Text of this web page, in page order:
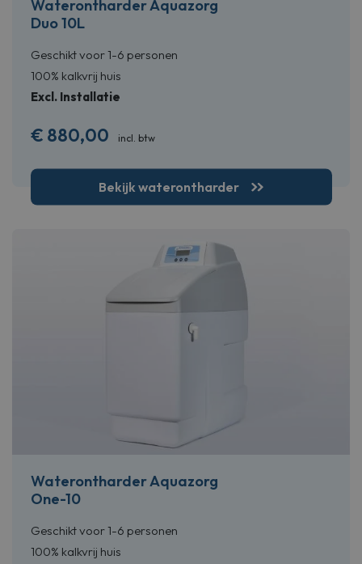
Waterontharder Aquazorg
Duo 10L
Geschikt voor 1-6 personen
100% kalkvrij huis
Excl. Installatie
€ 880,00 incl. btw
Bekijk waterontharder
Waterontharder Aquazorg
One-10
Geschikt voor 1-6 personen
100% kalkvrij huis